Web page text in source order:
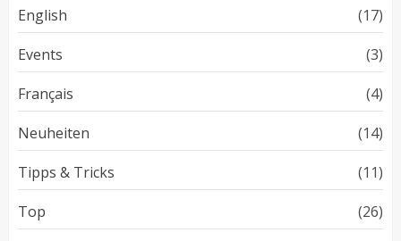
English
(17)
Events
(3)
Français
(4)
Neuheiten
(14)
Tipps & Tricks
(11)
Top
(26)